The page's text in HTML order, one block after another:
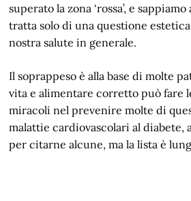
superato la zona ‘rossa’, e
tratta solo di una questione
nostra salute in generale.
Il soprappeso è alla base di molte
vita e alimentare corretto può fare
miracoli nel prevenire molte di
malattie cardiovascolari al diabete,
per citarne alcune, ma la lista è